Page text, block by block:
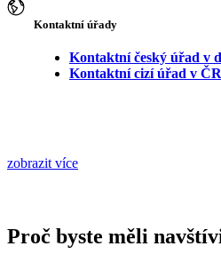
Kontaktní úřady
Kontaktní český úřad v
Kontaktní cizí úřad v ČR
zobrazit více
Proč byste měli